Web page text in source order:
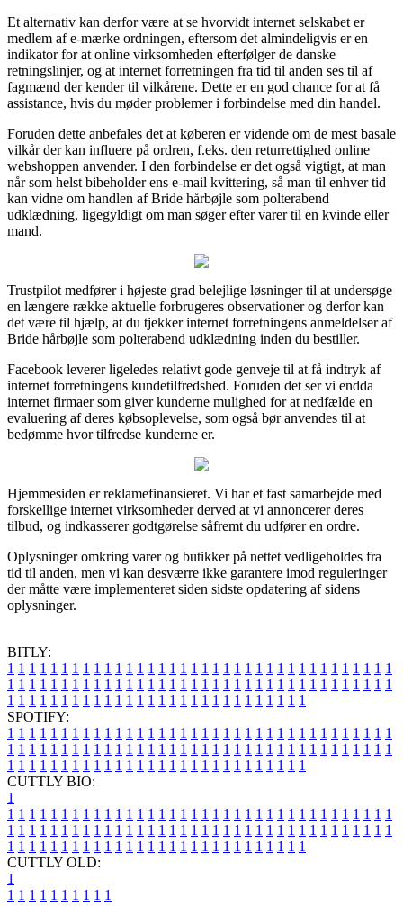
Et alternativ kan derfor være at se hvorvidt internet selskabet er
medlem af e-mærke ordningen, eftersom det almindeligvis er en
indikator for at online virksomheden efterfølger de danske
retningslinjer, og at internet forretningen fra tid til anden ses til af
fagmænd der kender til vilkårene. Dette er en god chance for at få
assistance, hvis du møder problemer i forbindelse med din handel.
Foruden dette anbefales det at køberen er vidende om de mest basale
vilkår der kan influere på ordren, f.eks. den returrettighed online
webshoppen anvender. I den forbindelse er det også vigtigt, at man
når som helst bibeholder ens e-mail kvittering, så man til enhver tid
kan vidne om handlen af Bride hårbøjle som polterabend
udklædning, ligegyldigt om man søger efter varer til en kvinde eller
mand.
Trustpilot medfører i højeste grad belejlige løsninger til at undersøge
en længere række aktuelle forbrugeres observationer og derfor kan
det være til hjælp, at du tjekker internet forretningens anmeldelser af
Bride hårbøjle som polterabend udklædning inden du bestiller.
Facebook leverer ligeledes relativt gode genveje til at få indtryk af
internet forretningens kundetilfredshed. Foruden det ser vi endda
internet firmaer som giver kunderne mulighed for at nedfælde en
evaluering af deres købsoplevelse, som også bør anvendes til at
bedømme hvor tilfredse kunderne er.
Hjemmesiden er reklamefinansieret. Vi har et fast samarbejde med
forskellige internet virksomheder derved at vi annoncerer deres
tilbud, og indkasserer godtgørelse såfremt du udfører en ordre.
Oplysninger omkring varer og butikker på nettet vedligeholdes fra
tid til anden, men vi kan desværre ikke garantere imod reguleringer
der måtte være implementeret siden sidste opdatering af sidens
oplysninger.
BITLY:
1 1 1 1 1 1 1 1 1 1 1 1 1 1 1 1 1 1 1 1 1 1 1 1 1 1 1 1 1 1 1 1 1 1 1 1
1 1 1 1 1 1 1 1 1 1 1 1 1 1 1 1 1 1 1 1 1 1 1 1 1 1 1 1 1 1 1 1 1 1 1 1
1 1 1 1 1 1 1 1 1 1 1 1 1 1 1 1 1 1 1 1 1 1 1 1 1 1 1 1
SPOTIFY:
1 1 1 1 1 1 1 1 1 1 1 1 1 1 1 1 1 1 1 1 1 1 1 1 1 1 1 1 1 1 1 1 1 1 1 1
1 1 1 1 1 1 1 1 1 1 1 1 1 1 1 1 1 1 1 1 1 1 1 1 1 1 1 1 1 1 1 1 1 1 1 1
1 1 1 1 1 1 1 1 1 1 1 1 1 1 1 1 1 1 1 1 1 1 1 1 1 1 1 1
CUTTLY BIO:
1
1 1 1 1 1 1 1 1 1 1 1 1 1 1 1 1 1 1 1 1 1 1 1 1 1 1 1 1 1 1 1 1 1 1 1 1
1 1 1 1 1 1 1 1 1 1 1 1 1 1 1 1 1 1 1 1 1 1 1 1 1 1 1 1 1 1 1 1 1 1 1 1
1 1 1 1 1 1 1 1 1 1 1 1 1 1 1 1 1 1 1 1 1 1 1 1 1 1 1 1
CUTTLY OLD:
1
1 1 1 1 1 1 1 1 1 1